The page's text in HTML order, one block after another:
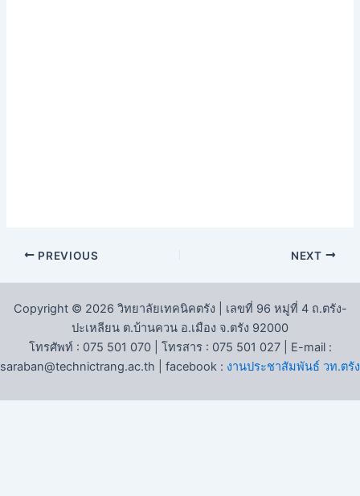
PREVIOUS NEXT
Copyright © 2026 วิทยาลัยเทคนิคตรัง | เลขที่ 96 หมู่ที่ 4 ถ.ตรัง-
ปะเหลียน ต.บ้านควน อ.เมือง จ.ตรัง 92000
โทรศัพท์ : 075 501 070 | โทรสาร : 075 501 027 | E-mail :
saraban@technictrang.ac.th | facebook : งานประชาสัมพันธ์ วท.ตรัง